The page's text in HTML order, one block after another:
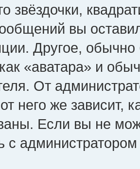
звёздочки,
вы
Другое,
«аватара» и
От
него же зависит,
Если вы не
с